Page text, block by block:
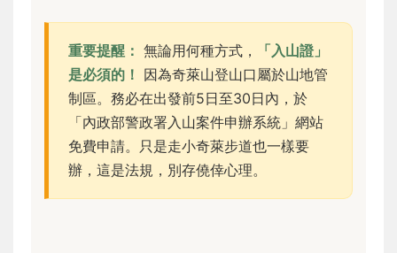
重要提醒： 無論用何種方式，
「入山證」
是必須的！ 因為奇萊山登山口屬於山地管
制區。務必在出發前5日至30日內，於
「內政部警政署入山案件申辦系統」網站
免費申請。只是走小奇萊步道也一樣要
辦，這是法規，別存僥倖心理。